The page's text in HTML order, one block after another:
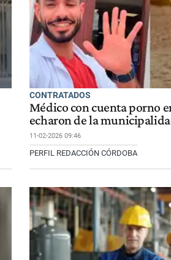
CONTRATADOS
Médico con cuenta porno
echaron de la
11-02-2026 09:46
PERFIL REDACCIÓN CÓRDOBA